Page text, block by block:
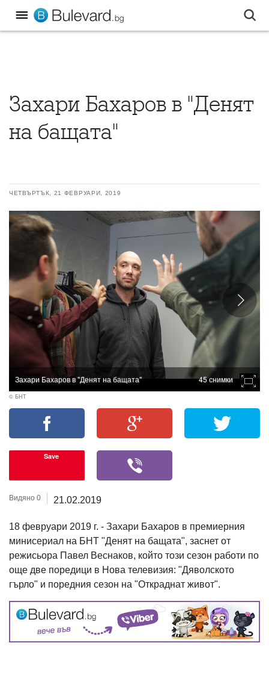
Захари Бахаров в "Денят
на бащата"
ЧЕТВЪРТЪК, 21 ФЕВРУАРИ, 2019
Захари Бахаров в "Денят на бащата" 45 снимки
© БНТ
Save
Видяно 0 21.02.2019
18 февруари 2019 г. - Захари Бахаров в премиерния
минисериал на БНТ "Денят на бащата", заснет от
режисьора Павел Веснаков, който този сезон работи по
още две поредици в Нова телевизия: "Дяволското
гърло" и поредния сезон на "Откраднат живот".